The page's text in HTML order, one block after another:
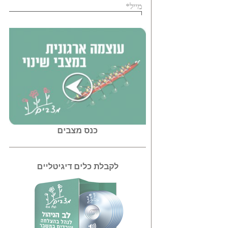
כנס מצבים
לקבלת כלים דיגיטליים